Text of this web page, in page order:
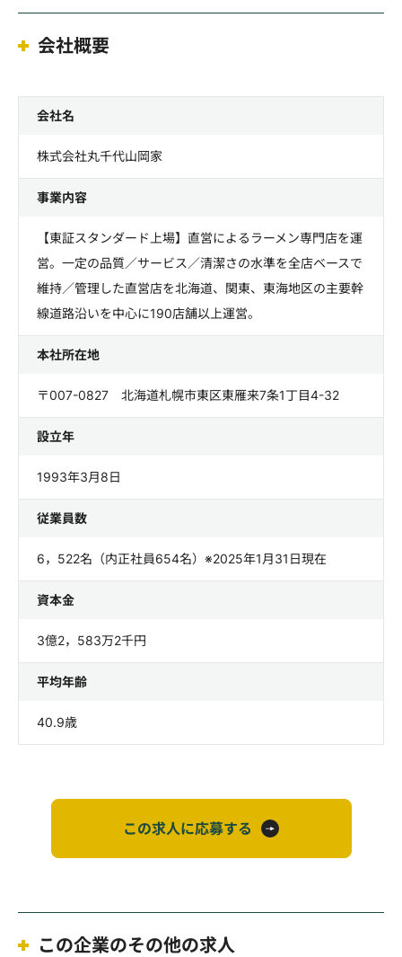
会社概要
会社名
株式会社丸千代山岡家
事業内容
【東証スタンダード上場】直営によるラーメン専門店を運
営。一定の品質／サービス／清潔さの水準を全店ベースで
維持／管理した直営店を北海道、関東、東海地区の主要幹
線道路沿いを中心に190店舗以上運営。
本社所在地
〒007-0827 北海道札幌市東区東雁来7条1丁目4-32
設立年
1993年3月8日
従業員数
6，522名（内正社員654名）※2025年1月31日現在
資本金
3億2，583万2千円
平均年齢
40.9歳
この求人に応募する
この企業のその他の求人